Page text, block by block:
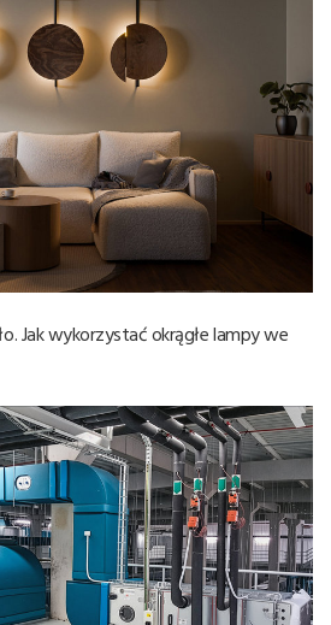
Jak wykorzystać okrągłe lampy we